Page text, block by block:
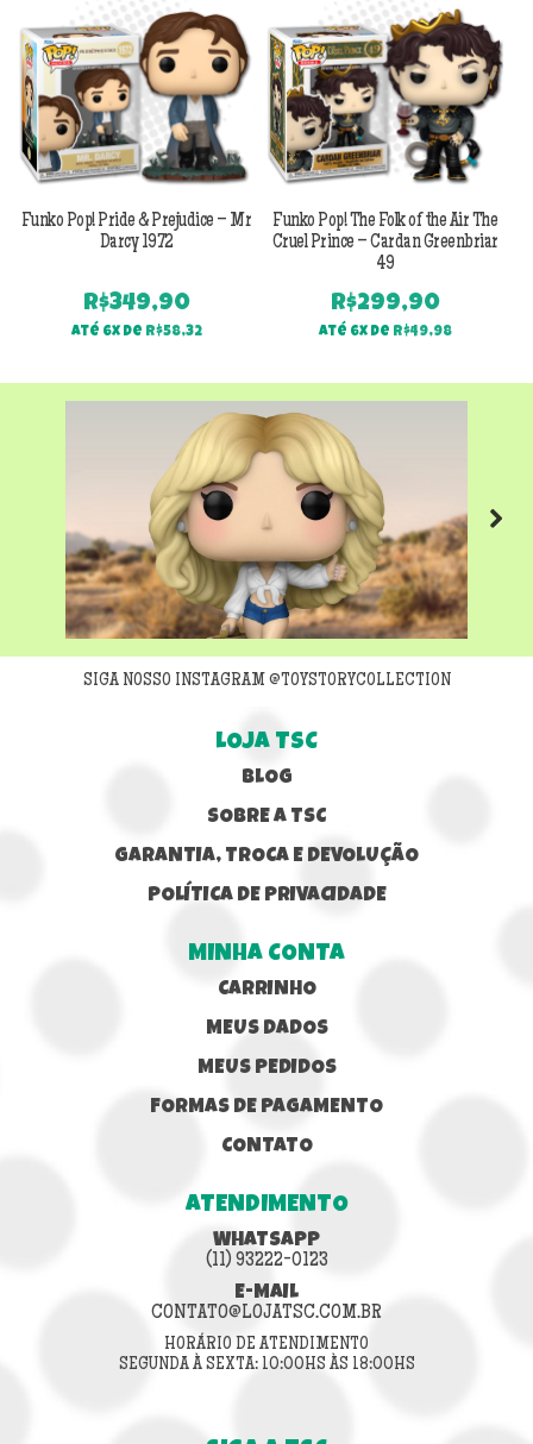
Funko Pop! Pride & Prejudice – Mr
Darcy 1972
R$349,90
Até 6x de R$58,32
Funko Pop! The Folk of the Air The
Cruel Prince – Cardan Greenbriar
49
R$299,90
Até 6x de R$49,98
Next
SIGA NOSSO INSTAGRAM @TOYSTORYCOLLECTION
LOJA TSC
BLOG
SOBRE A TSC
GARANTIA, TROCA E DEVOLUÇÃO
POLÍTICA DE PRIVACIDADE
MINHA CONTA
CARRINHO
MEUS DADOS
MEUS PEDIDOS
FORMAS DE PAGAMENTO
CONTATO
ATENDIMENTO
WHATSAPP
(11) 93222-0123
E-MAIL
CONTATO@LOJATSC.COM.BR
HORÁRIO DE ATENDIMENTO
SEGUNDA À SEXTA: 10:00HS ÀS 18:00HS